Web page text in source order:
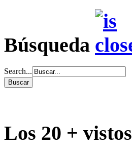
Búsqueda
Search...
Los 20 + vistos